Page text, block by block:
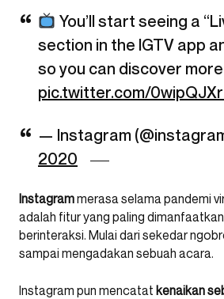
You’ll start seeing a
section in the IGTV app
so you can discover
pic.twitter.com/
— Instagram
2020
Instagrammerasa selama pandemi
adalah fitur yang paling
berinteraksi. Mulai dari sekedar
sampai mengadakan sebuah acara.
Instagram pun mencatat kenaikan